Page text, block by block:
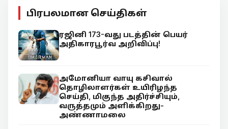
பிரபலமான செய்திகள்
ரஜினி 173-வது படத்தின் பெயர்
அதிகாரபூர்வ அறிவிப்பு!
அமோனியா வாயு கசிவால்
தொழிலாளர்கள் உயிரிழந்த
செய்தி, மிகுந்த அதிர்ச்சியும்,
வருத்தமும் அளிக்கிறது-
அண்ணாமலை